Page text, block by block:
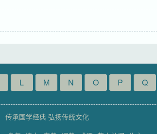
L M N O P Q
传承国学经典 弘扬传统文化